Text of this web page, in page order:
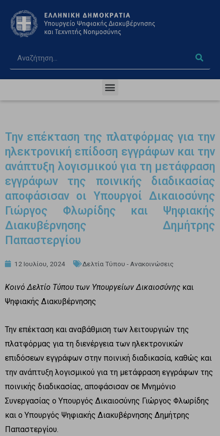
Την επέκταση της πλατφόρμας για την
ηλεκτρονική επίδοση εγγράφων και την
ανάπτυξη λογισμικού για τη μετάφραση
εγγράφων της ποινικής διαδικασίας
αποφάσισαν οι Υπουργοί Δικαιοσύνης
Γιώργος Φλωρίδης και Ψηφιακής
Διακυβέρνησης Δημήτρης
Παπαστεργίου
12 Ιουλίου, 2024 Δελτία Τύπου - Ανακοινώσεις
Κοινό Δελτίο Τύπου των Υπουργείων Δικαιοσύνης και
Ψηφιακής Διακυβέρνησης
Την επέκταση και αναβάθμιση των λειτουργιών της
πλατφόρμας για τη διενέργεια των ηλεκτρονικών
επιδόσεων εγγράφων στην ποινική διαδικασία, καθώς και
την ανάπτυξη λογισμικού για τη μετάφραση εγγράφων της
ποινικής διαδικασίας, αποφάσισαν σε Μνημόνιο
Συνεργασίας ο Υπουργός Δικαιοσύνης Γιώργος Φλωρίδης
και ο Υπουργός Ψηφιακής Διακυβέρνησης Δημήτρης
Παπαστεργίου.